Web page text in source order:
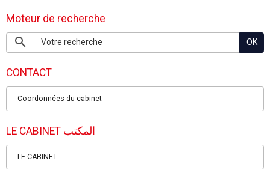
Moteur de recherche
OK
CONTACT
Coordonnées du cabinet
LE CABINET المكتب
LE CABINET